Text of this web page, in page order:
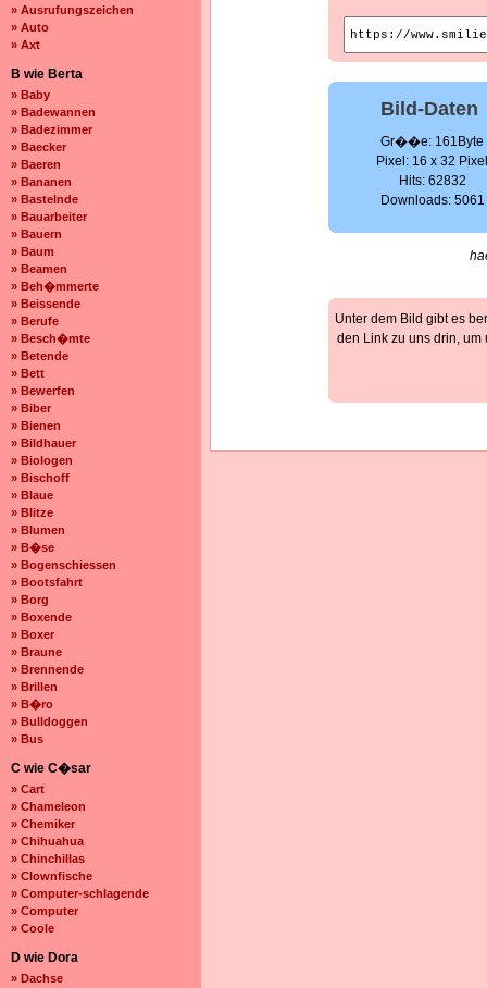
» Ausrufungszeichen
» Auto
» Axt
B wie Berta
» Baby
» Badewannen
» Badezimmer
» Baecker
» Baeren
» Bananen
» Bastelnde
» Bauarbeiter
» Bauern
» Baum
» Beamen
» Beh�mmerte
» Beissende
» Berufe
» Besch�mte
» Betende
» Bett
» Bewerfen
» Biber
» Bienen
» Bildhauer
» Biologen
» Bischoff
» Blaue
» Blitze
» Blumen
» B�se
» Bogenschiessen
» Bootsfahrt
» Borg
» Boxende
» Boxer
» Braune
» Brennende
» Brillen
» B�ro
» Bulldoggen
» Bus
C wie C�sar
» Cart
» Chameleon
» Chemiker
» Chihuahua
» Chinchillas
» Clownfische
» Computer-schlagende
» Computer
» Coole
D wie Dora
» Dachse
Bild-Daten
Gr��e: 161Byte
Pixel: 16 x 32
Hits: 62832
Downloads: 5061
Unter dem Bild gibt es
den Link zu uns drin,